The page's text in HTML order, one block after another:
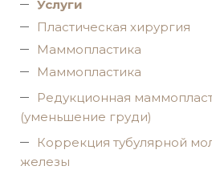
Услуги
Пластическая хирургия
Маммопластика
Маммопластика
Редукционная
(уменьшение груди)
Коррекция тубулярной
железы